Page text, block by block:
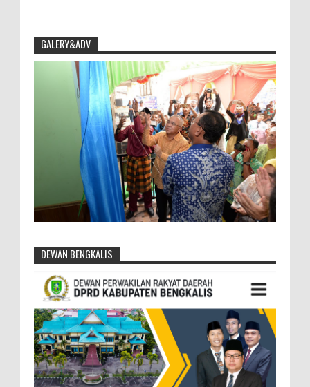
GALERY&ADV
DEWAN BENGKALIS